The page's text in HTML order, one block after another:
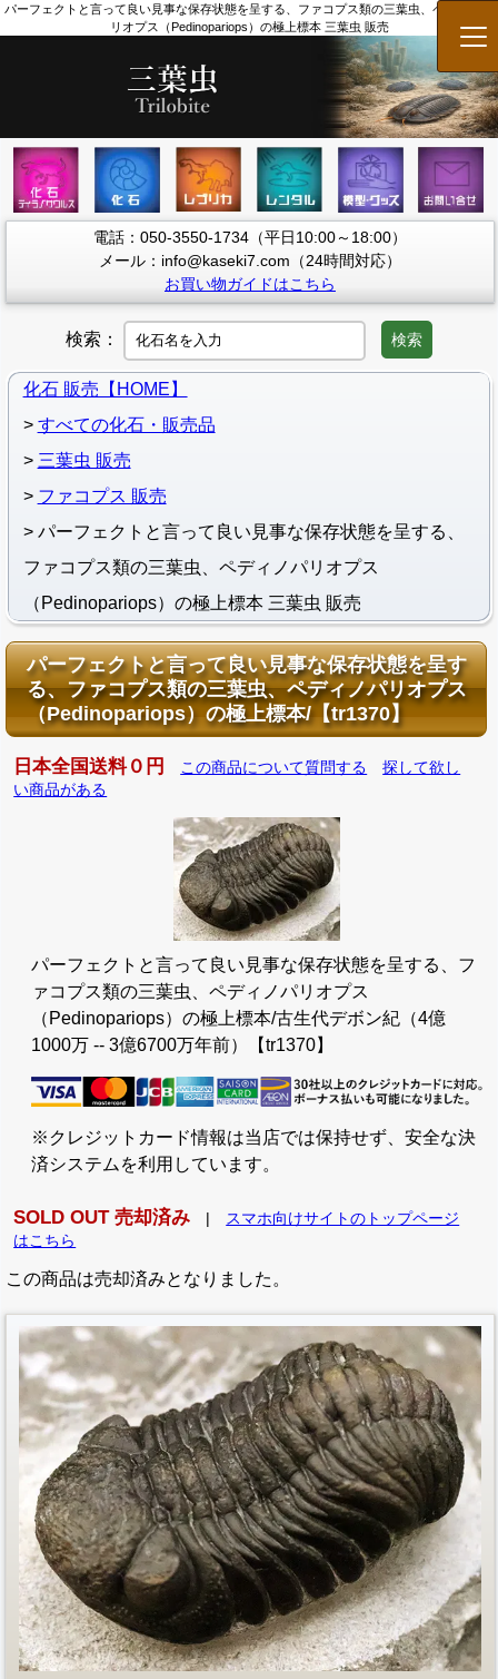
パーフェクトと言って良い見事な保存状態を呈する、ファコプス類の三葉虫、ペディノパ
リオプス（Pedinopariops）の極上標本 三葉虫 販売
メ
電話：050-3550-1734（平日10:00～18:00）
メール：info@kaseki7.com（24時間対応）
お買い物ガイドはこちら
検索： 検索
化石 販売【HOME】
すべての化石・販売品
三葉虫 販売
ファコプス 販売
パーフェクトと言って良い見事な保存状態を呈する、
ファコプス類の三葉虫、ペディノパリオプス
（Pedinopariops）の極上標本 三葉虫 販売
パーフェクトと言って良い見事な保存状態を呈す
る、ファコプス類の三葉虫、ペディノパリオプス
（Pedinopariops）の極上標本/【tr1370】
日本全国送料０円 この商品について質問する
探して欲し
い商品がある
パーフェクトと言って良い見事な保存状態を呈する、フ
ァコプス類の三葉虫、ペディノパリオプス
（Pedinopariops）の極上標本/古生代デボン紀（4億
1000万 -- 3億6700万年前）【tr1370】
※クレジットカード情報は当店では保持せず、安全な決
済システムを利用しています。
SOLD OUT 売却済み
スマホ向けサイトのトップページ
はこちら
この商品は売却済みとなりました。